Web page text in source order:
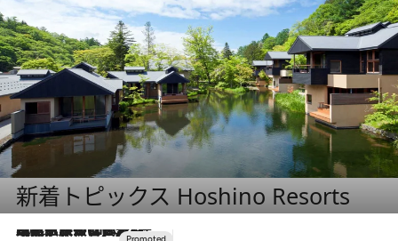
新着トピックス Hoshino Resorts
2026.7.31
【ホテル帰省】という選択肢をOMOが提案。家族とほどよい距離を保つには「昼は実家、夜は気兼ねなくホテルで！」